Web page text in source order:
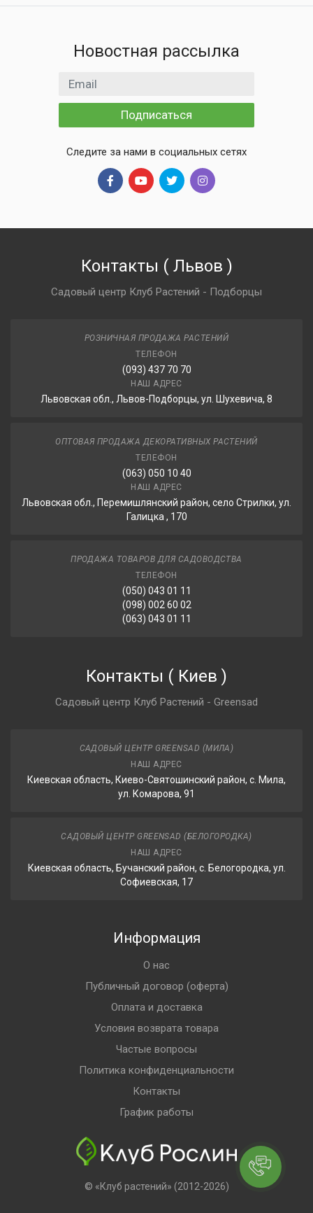
Новостная рассылка
Email адрес
Подписаться
Следите за нами в социальных сетях
Контакты ( Львов )
Садовый центр Клуб Растений - Подборцы
РОЗНИЧНАЯ ПРОДАЖА РАСТЕНИЙ
ТЕЛЕФОН
(093) 437 70 70
НАШ АДРЕС
Львовская обл., Львов-Подборцы, ул. Шухевича, 8
ОПТОВАЯ ПРОДАЖА ДЕКОРАТИВНЫХ РАСТЕНИЙ
ТЕЛЕФОН
(063) 050 10 40
НАШ АДРЕС
Львовская обл., Перемишлянский район, село Стрилки, ул.
Галицка , 170
ПРОДАЖА ТОВАРОВ ДЛЯ САДОВОДСТВА
ТЕЛЕФОН
(050) 043 01 11
(098) 002 60 02
(063) 043 01 11
Контакты ( Киев )
Садовый центр Клуб Растений - Greensad
САДОВЫЙ ЦЕНТР GREENSAD (МИЛА)
НАШ АДРЕС
Киевская область, Киево-Святошинский район, с. Мила,
ул. Комарова, 91
САДОВЫЙ ЦЕНТР GREENSAD (БЕЛОГОРОДКА)
НАШ АДРЕС
Киевская область, Бучанский район, с. Белогородка, ул.
Софиевская, 17
Информация
О нас
Публичный договор (оферта)
Оплата и доставка
Условия возврата товара
Частые вопросы
Политика конфиденциальности
Контакты
График работы
© «Клуб растений» (2012-2026)